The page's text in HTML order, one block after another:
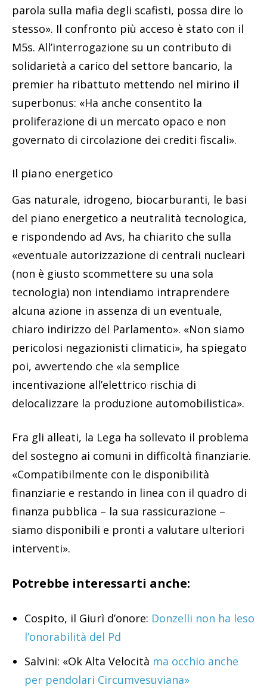
parola sulla mafia degli scafisti, possa dire lo
stesso». Il confronto più acceso è stato con il
M5s. All’interrogazione su un contributo di
solidarietà a carico del settore bancario, la
premier ha ribattuto mettendo nel mirino il
superbonus: «Ha anche consentito la
proliferazione di un mercato opaco e non
governato di circolazione dei crediti fiscali».
Il piano energetico
Gas naturale, idrogeno, biocarburanti, le basi
del piano energetico a neutralità tecnologica,
e rispondendo ad Avs, ha chiarito che sulla
«eventuale autorizzazione di centrali nucleari
(non è giusto scommettere su una sola
tecnologia) non intendiamo intraprendere
alcuna azione in assenza di un eventuale,
chiaro indirizzo del Parlamento». «Non siamo
pericolosi negazionisti climatici», ha spiegato
poi, avvertendo che «la semplice
incentivazione all’elettrico rischia di
delocalizzare la produzione automobilistica».
Fra gli alleati, la Lega ha sollevato il problema
del sostegno ai comuni in difficoltà finanziarie.
«Compatibilmente con le disponibilità
finanziarie e restando in linea con il quadro di
finanza pubblica – la sua rassicurazione –
siamo disponibili e pronti a valutare ulteriori
interventi».
Potrebbe interessarti anche:
Cospito, il Giurì d’onore: Donzelli non ha leso
l’onorabilità del Pd
Salvini: «Ok Alta Velocità ma occhio anche
per pendolari Circumvesuviana»